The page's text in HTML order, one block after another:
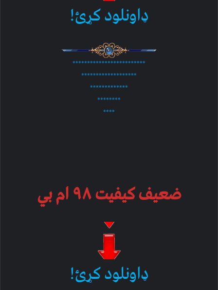
ډاونلود کړئ!
*************************
*******************
*************
********
****
ضعیف کیفیت ۹۸ ام بي
ډاونلود کړئ!